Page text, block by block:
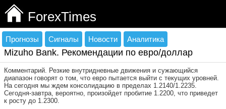
ForexTimes
Прогнозы Сигналы Новости Аналитика
Mizuho Bank. Рекомендации по евро/доллар
Комментарий. Резкие внутридневные движения и сужающийся
диапазон говорят о том, что евро пытается выйти с текущих уровней.
На сегодня мы ждем консолидацию в пределах 1.2140/1.2235.
Сегодня-завтра, вероятно, произойдет пробитие 1.2200, что приведет
к росту до 1.2300.